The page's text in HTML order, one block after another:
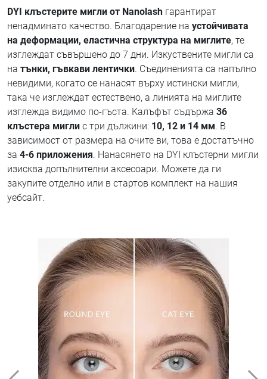
DYI клъстерите мигли от Nanolash гарантират
ненадминато качество. Благодарение на устойчивата
на деформации, еластична структура на миглите, те
изглеждат съвършено до 7 дни. Изкуствените мигли са
на тънки, гъвкави лентички. Съединенията са напълно
невидими, когато се нанасят върху истински мигли,
така че изглеждат естествено, а линията на миглите
изглежда видимо по-гъста. Калъфът съдържа 36
клъстера мигли с три дължини: 10, 12 и 14 мм. В
зависимост от размера на очите ви, това е достатъчно
за 4-6 приложения. Нанасянето на DYI клъстерни мигли
изисква допълнителни аксесоари. Можете да ги
закупите отделно или в стартов комплект на нашия
уебсайт.